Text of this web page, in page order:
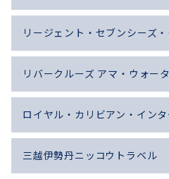
リージェント・セブンシーズ
リバークルーズ アマ・ウォー
ロイヤル・カリビアン・イン
三越伊勢丹ニッコウトラベル